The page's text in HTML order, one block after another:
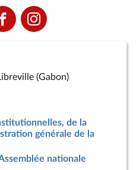
la
Voir
la
(Gabon)
de la
générale de la
nationale